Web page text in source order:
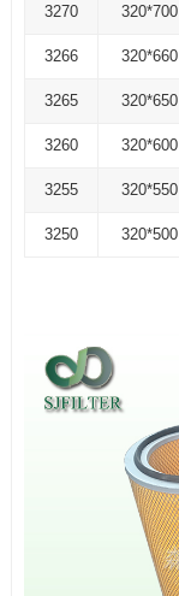
3270 320*700
3266 320*660
3265 320*650
3260 320*600
3255 320*550
3250 320*500